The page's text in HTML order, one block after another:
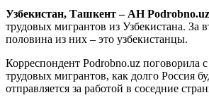
Узбекистан, Ташкент – АН
трудовых мигрантов из Узбекистана. За
половина из них – это узбекистанцы.
Корреспондент Podrobno.uz поговорила
трудовых мигрантов, как долго Россия
отправляется за работой в соседние